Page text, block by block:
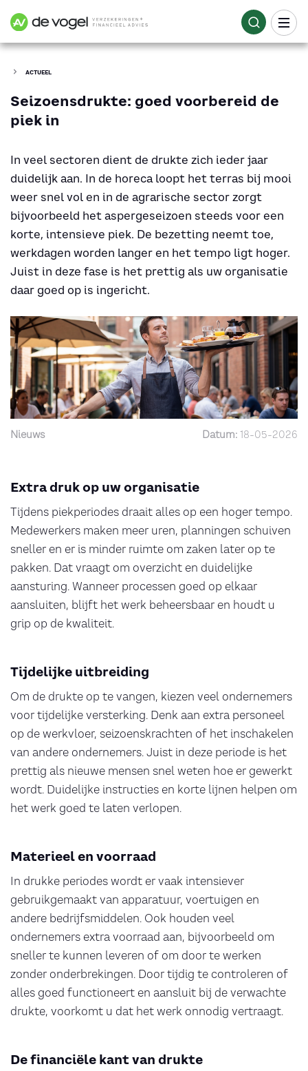
ACTUEEL
Seizoensdrukte: goed voorbereid de
piek in
In veel sectoren dient de drukte zich ieder jaar
duidelijk aan. In de horeca loopt het terras bij mooi
weer snel vol en in de agrarische sector zorgt
bijvoorbeeld het aspergeseizoen steeds voor een
korte, intensieve piek. De bezetting neemt toe,
werkdagen worden langer en het tempo ligt hoger.
Juist in deze fase is het prettig als uw organisatie
daar goed op is ingericht.
Nieuws Datum:18-05-2026
Extra druk op uw organisatie
Tijdens piekperiodes draait alles op een hoger tempo.
Medewerkers maken meer uren, planningen schuiven
sneller en er is minder ruimte om zaken later op te
pakken. Dat vraagt om overzicht en duidelijke
aansturing. Wanneer processen goed op elkaar
aansluiten, blijft het werk beheersbaar en houdt u
grip op de kwaliteit.
Tijdelijke uitbreiding
Om de drukte op te vangen, kiezen veel ondernemers
voor tijdelijke versterking. Denk aan extra personeel
op de werkvloer, seizoenskrachten of het inschakelen
van andere ondernemers. Juist in deze periode is het
prettig als nieuwe mensen snel weten hoe er gewerkt
wordt. Duidelijke instructies en korte lijnen helpen om
het werk goed te laten verlopen.
Materieel en voorraad
In drukke periodes wordt er vaak intensiever
gebruikgemaakt van apparatuur, voertuigen en
andere bedrijfsmiddelen. Ook houden veel
ondernemers extra voorraad aan, bijvoorbeeld om
sneller te kunnen leveren of om door te werken
zonder onderbrekingen. Door tijdig te controleren of
alles goed functioneert en aansluit bij de verwachte
drukte, voorkomt u dat het werk onnodig vertraagt.
De financiële kant van drukte